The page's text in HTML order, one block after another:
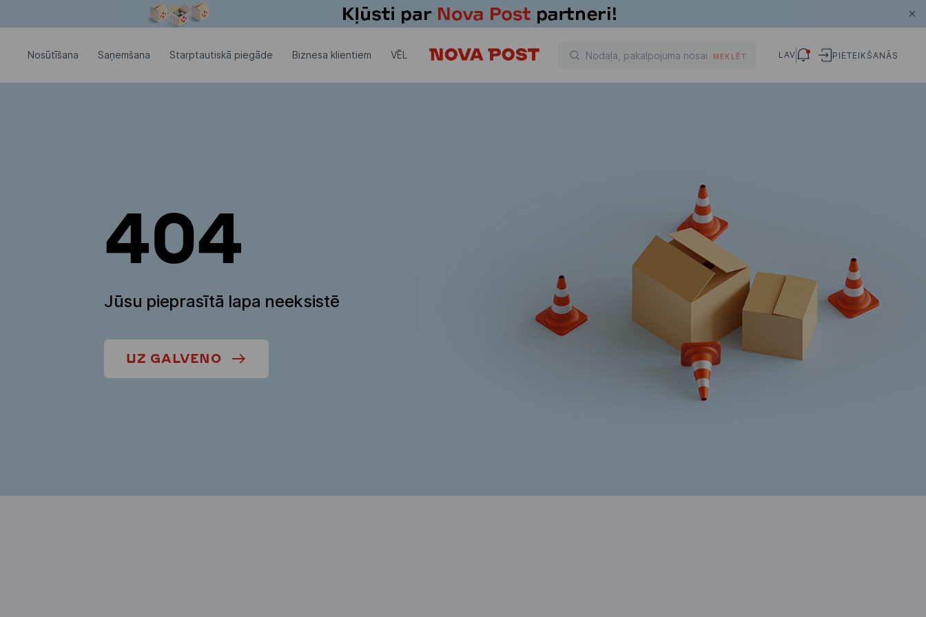
Nosūtīšana Saņemšana Starptautiskā piegāde Biznesa klientiem VĒL MEKLĒT LAV PIETEIKŠANĀS
404
Jūsu pieprasītā lapa neeksistē
UZ GALVENO